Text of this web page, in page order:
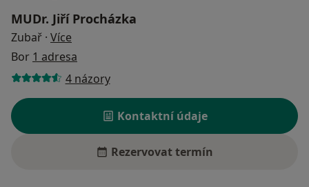
MUDr. Jiří Procházka
Zubař · Více
Bor 1 adresa
4 názory
Kontaktní údaje
Rezervovat termín